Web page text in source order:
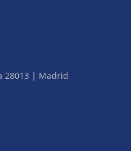
28013 | Madrid